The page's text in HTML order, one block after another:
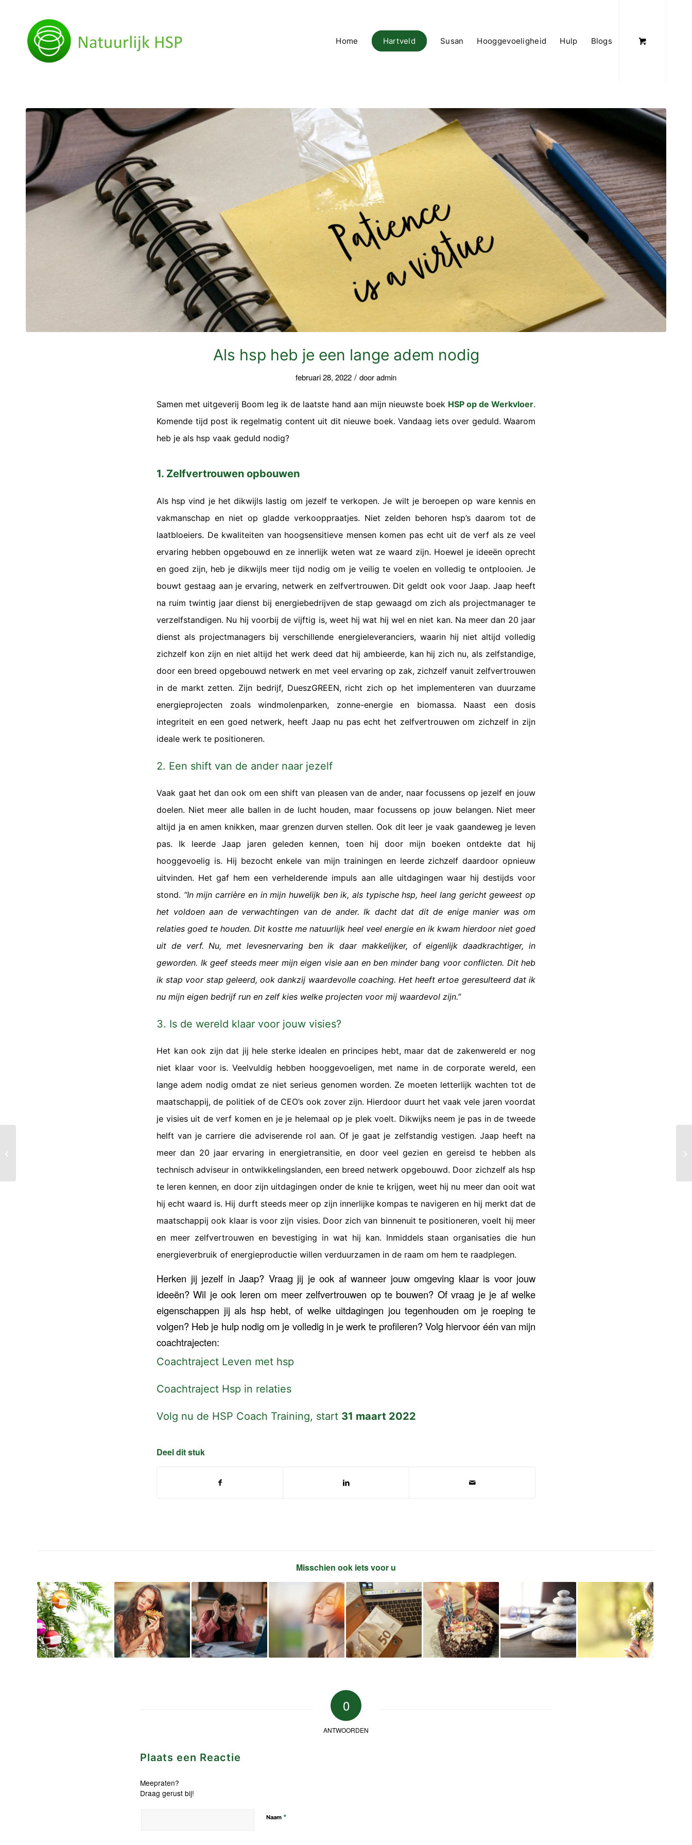
Home Hartveld Susan Hooggevoeligheid Hulp Blogs
Als hsp heb je een lange adem nodig
februari 28, 2022 / dooradmin
Samen met uitgeverij Boom leg ik de laatste hand aan mijn nieuwste boek HSP op de Werkvloer.
Komende tijd post ik regelmatig content uit dit nieuwe boek. Vandaag iets over geduld. Waarom
heb je als hsp vaak geduld nodig?
1. Zelfvertrouwen opbouwen
Als hsp vind je het dikwijls lastig om jezelf te verkopen. Je wilt je beroepen op ware kennis en
vakmanschap en niet op gladde verkooppraatjes. Niet zelden behoren hsp’s daarom tot de
laatbloeiers. De kwaliteiten van hoogsensitieve mensen komen pas echt uit de verf als ze veel
ervaring hebben opgebouwd en ze innerlijk weten wat ze waard zijn. Hoewel je ideeën oprecht
en goed zijn, heb je dikwijls meer tijd nodig om je veilig te voelen en volledig te ontplooien. Je
bouwt gestaag aan je ervaring, netwerk en zelfvertrouwen. Dit geldt ook voor Jaap. Jaap heeft
na ruim twintig jaar dienst bij energiebedrijven de stap gewaagd om zich als projectmanager te
verzelfstandigen. Nu hij voorbij de vijftig is, weet hij wat hij wel en niet kan. Na meer dan 20 jaar
dienst als projectmanagers bij verschillende energieleveranciers, waarin hij niet altijd volledig
zichzelf kon zijn en niet altijd het werk deed dat hij ambieerde, kan hij zich nu, als zelfstandige,
door een breed opgebouwd netwerk en met veel ervaring op zak, zichzelf vanuit zelfvertrouwen
in de markt zetten. Zijn bedrijf, DueszGREEN, richt zich op het implementeren van duurzame
energieprojecten zoals windmolenparken, zonne-energie en biomassa. Naast een dosis
integriteit en een goed netwerk, heeft Jaap nu pas echt het zelfvertrouwen om zichzelf in zijn
ideale werk te positioneren.
2. Een shift van de ander naar jezelf
Vaak gaat het dan ook om een shift van pleasen van de ander, naar focussens op jezelf en jouw
doelen. Niet meer alle ballen in de lucht houden, maar focussens op jouw belangen. Niet meer
altijd ja en amen knikken, maar grenzen durven stellen. Ook dit leer je vaak gaandeweg je leven
pas. Ik leerde Jaap jaren geleden kennen, toen hij door mijn boeken ontdekte dat hij
hooggevoelig is. Hij bezocht enkele van mijn trainingen en leerde zichzelf daardoor opnieuw
uitvinden. Het gaf hem een verhelderende impuls aan alle uitdagingen waar hij destijds voor
stond. “In mijn carrière en in mijn huwelijk ben ik, als typische hsp, heel lang gericht geweest op
het voldoen aan de verwachtingen van de ander. Ik dacht dat dit de enige manier was om
relaties goed te houden. Dit kostte me natuurlijk heel veel energie en ik kwam hierdoor niet goed
uit de verf. Nu, met levesnervaring ben ik daar makkelijker, of eigenlijk daadkrachtiger, in
geworden. Ik geef steeds meer mijn eigen visie aan en ben minder bang voor conflicten. Dit heb
ik stap voor stap geleerd, ook dankzij waardevolle coaching. Het heeft ertoe geresulteerd dat ik
nu mijn eigen bedrijf run en zelf kies welke projecten voor mij waardevol zijn.”
3. Is de wereld klaar voor jouw visies?
Het kan ook zijn dat jij hele sterke idealen en principes hebt, maar dat de zakenwereld er nog
niet klaar voor is. Veelvuldig hebben hooggevoeligen, met name in de corporate wereld, een
lange adem nodig omdat ze niet serieus genomen worden. Ze moeten letterlijk wachten tot de
maatschappij, de politiek of de CEO’s ook zover zijn. Hierdoor duurt het vaak vele jaren voordat
je visies uit de verf komen en je je helemaal op je plek voelt. Dikwijks neem je pas in de tweede
helft van je carriere die adviserende rol aan. Of je gaat je zelfstandig vestigen. Jaap heeft na
meer dan 20 jaar ervaring in energietransitie, en door veel gezien en gereisd te hebben als
technisch adviseur in ontwikkelingslanden, een breed netwerk opgebouwd. Door zichzelf als hsp
te leren kennen, en door zijn uitdagingen onder de knie te krijgen, weet hij nu meer dan ooit wat
hij echt waard is. Hij durft steeds meer op zijn innerlijke kompas te navigeren en hij merkt dat de
maatschappij ook klaar is voor zijn visies. Door zich van binnenuit te positioneren, voelt hij meer
en meer zelfvertrouwen en bevestiging in wat hij kan. Inmiddels staan organisaties die hun
energieverbruik of energieproductie willen verduurzamen in de raam om hem te raadplegen.
Herken jij jezelf in Jaap? Vraag jij je ook af wanneer jouw omgeving klaar is voor jouw
ideeën? Wil je ook leren om meer zelfvertrouwen op te bouwen? Of vraag je je af welke
eigenschappen jij als hsp hebt, of welke uitdagingen jou tegenhouden om je roeping te
volgen? Heb je hulp nodig om je volledig in je werk te profileren? Volg hiervoor één van mijn
coachtrajecten:
Coachtraject Leven met hsp
Coachtraject Hsp in relaties
Volg nu de HSP Coach Training, start 31 maart 2022
Deel dit stuk
Misschien ook iets voor u
0
ANTWOORDEN
Plaats een Reactie
Meepraten?
Draag gerust bij!
Naam *